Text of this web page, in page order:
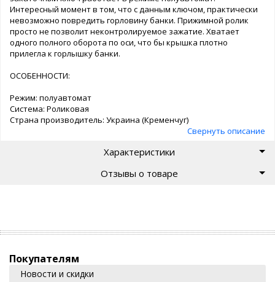
Интересный момент в том, что с данным ключом, практически
невозможно повредить горловину банки. Прижимной ролик
просто не позволит неконтролируемое зажатие. Хватает
одного полного оборота по оси, что бы крышка плотно
прилегла к горлышку банки.
ОСОБЕННОСТИ:
Режим: полуавтомат
Система: Роликовая
Страна производитель: Украина (Кременчуг)
Свернуть описание
Характеристики
Отзывы о товаре
Покупателям
Новости и скидки